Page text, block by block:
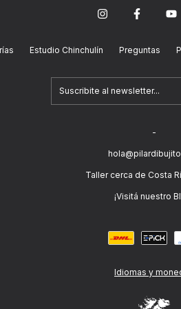
Estudio Chinchulín Preguntas
-
Taller cerca de Costa
¡Visitá nuestro
Idiomas y